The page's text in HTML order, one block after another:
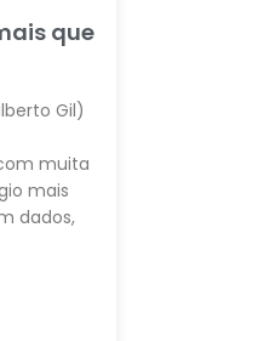
que
Gil)
muita
mais
dados,